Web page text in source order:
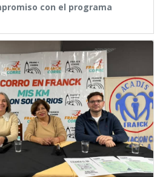
con el programa